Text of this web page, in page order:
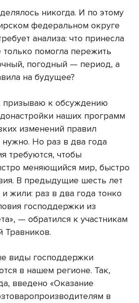
никогда. И по этому
федеральном округе
анализа: что принесла
помогла пережить
погодный — период, а
на будущее?
призываю к обсуждению
наших программ
изменений правил
Но раз в два года
требуются, чтобы
меняющийся мир, быстро
В предыдущие шесть лет
жили: раз в два года тонко
господдержки из
— обратился к участникам
Травников.
виды господдержки
в нашем регионе. Так,
введено «Оказание
в